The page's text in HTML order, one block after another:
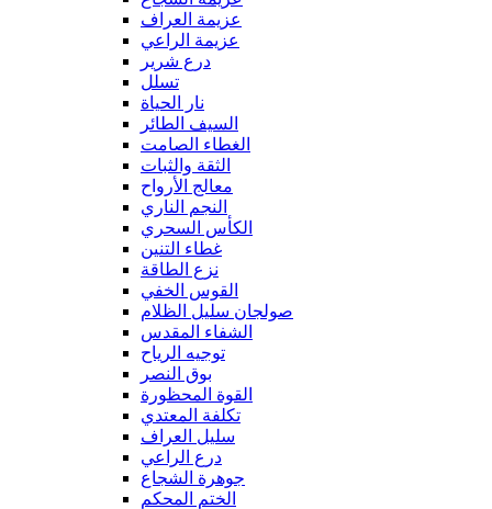
عزيمة العراف
عزيمة الراعي
درع شرير
تسلل
نار الحياة
السيف الطائر
الغطاء الصامت
الثقة والثبات
معالج الأرواح
النجم الناري
الكأس السحري
غطاء التنين
نزع الطاقة
القوس الخفي
صولجان سليل الظلام
الشفاء المقدس
توجيه الرياح
بوق النصر
القوة المحظورة
تكلفة المعتدي
سليل العراف
درع الراعي
جوهرة الشجاع
الختم المحكم